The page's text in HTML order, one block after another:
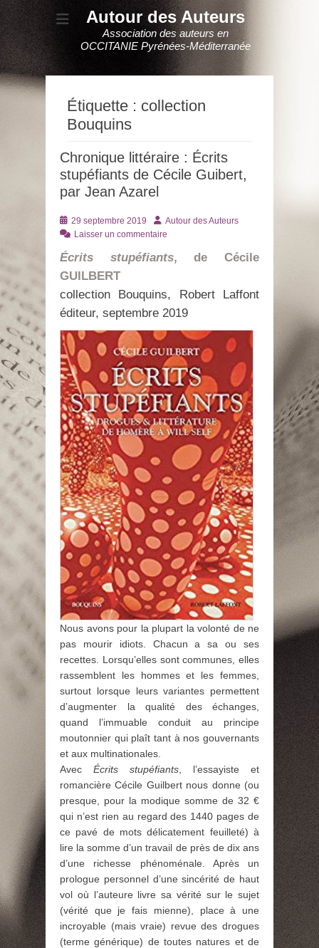
Autour des Auteurs
Association des auteurs en
OCCITANIE Pyrénées-Méditerranée
Étiquette : collection
Bouquins
Chronique littéraire : Écrits
stupéfiants de Cécile Guibert,
par Jean Azarel
Posté
le
29 septembre 2019 AuteurAutour des Auteurs
Laisser un commentaire
Écrits stupéfiants, de Cécile
GUILBERT
collection Bouquins, Robert Laffont
éditeur, septembre 2019
Nous avons pour la plupart la volonté de ne
pas mourir idiots. Chacun a sa ou ses
recettes. Lorsqu’elles sont communes, elles
rassemblent les hommes et les femmes,
surtout lorsque leurs variantes permettent
d’augmenter la qualité des échanges,
quand l’immuable conduit au principe
moutonnier qui plaît tant à nos gouvernants
et aux multinationales.
Avec Écrits stupéfiants , l’essayiste et
romancière Cécile Guilbert nous donne (ou
presque, pour la modique somme de 32 €
qui n’est rien au regard des 1440 pages de
ce pavé de mots délicatement feuilleté) à
lire la somme d’un travail de près de dix ans
d’une richesse phénoménale. Après un
prologue personnel d’une sincérité de haut
vol où l’auteure livre sa vérité sur le sujet
(vérité que je fais mienne), place à une
incroyable (mais vraie) revue des drogues
(terme générique) de toutes natures et de